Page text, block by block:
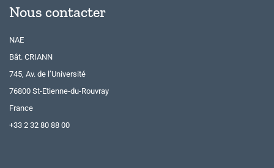
Nous contacter
NAE
Bât. CRIANN
745, Av. de l’Université
76800 St-Etienne-du-Rouvray
France
+33 2 32 80 88 00